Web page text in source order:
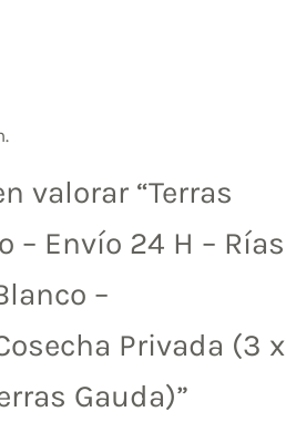
valorar “Terras
– Envío 24 H – Rías
–
Privada (3 x
Gauda)”